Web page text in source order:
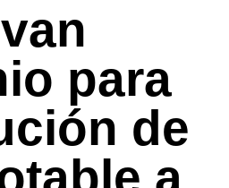
para
de